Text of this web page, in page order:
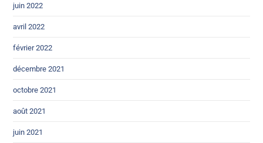
juin 2022
avril 2022
février 2022
décembre 2021
octobre 2021
août 2021
juin 2021